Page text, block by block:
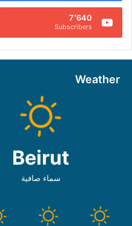
7٬640
Subscribers
Weather
Beirut
سماء صافية